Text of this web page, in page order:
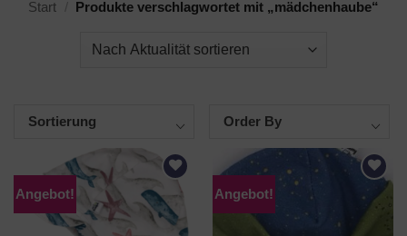
Start Produkte verschlagwortet mit „mädchenhaube“
Sortierung Order By
Angebot!
AUF DEN
WUNSCHZETTEL
Angebot!
AUF DEN
WUNSCHZETTEL